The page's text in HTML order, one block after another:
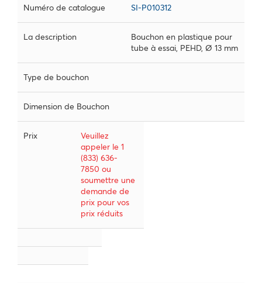
Numéro de catalogue SI-P010312
La description
Bouchon en plastique pour
tube à essai, PEHD, Ø 13 mm
Type de bouchon
Dimension de Bouchon
Prix
Veuillez
appeler le 1
(833) 636-
7850 ou
soumettre une
demande de
prix pour vos
prix réduits